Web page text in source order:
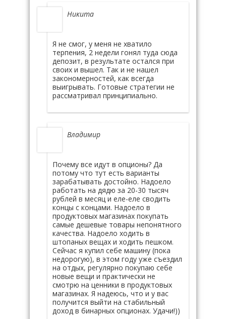
Никита
Я не смог, у меня не хватило
терпения, 2 недели гонял туда сюда
депозит, в результате остался при
своих и вышел. Так и не нашел
закономерностей, как всегда
выигрывать. Готовые стратегии не
рассматривал принципиально.
Владимир
Почему все идут в опционы? Да
потому что тут есть варианты
зарабатывать достойно. Надоело
работать на дядю за 20-30 тысяч
рублей в месяц и еле-еле сводить
концы с концами. Надоело в
продуктовых магазинах покупать
самые дешевые товары непонятного
качества. Надоело ходить в
штопаных вещах и ходить пешком.
Сейчас я купил себе машину (пока
недорогую), в этом году уже съездил
на отдых, регулярно покупаю себе
новые вещи и практически не
смотрю на ценники в продуктовых
магазинах. Я надеюсь, что и у вас
получится выйти на стабильный
доход в бинарных опционах. Удачи!))